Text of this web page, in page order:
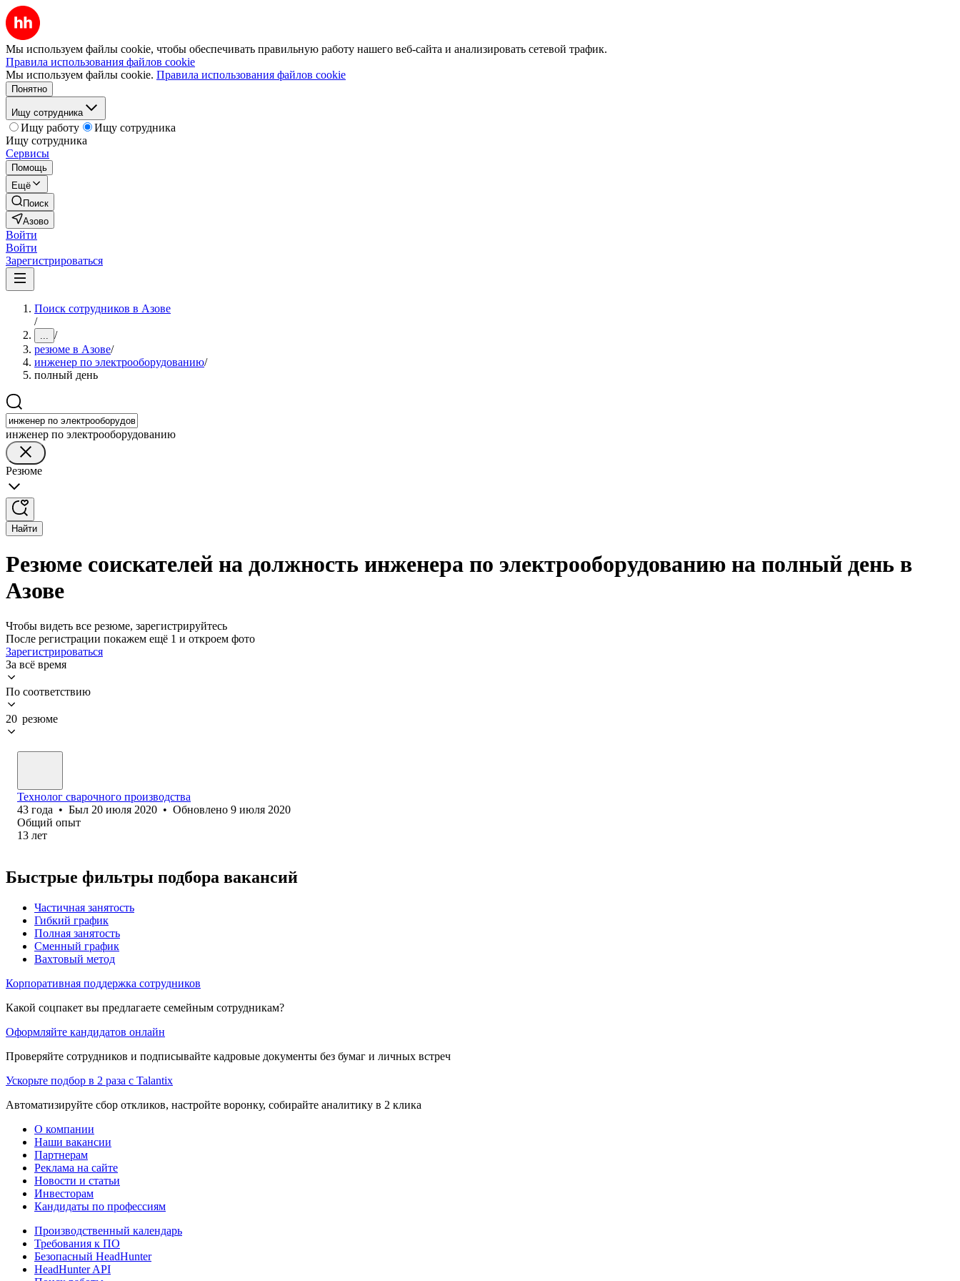
Мы используем файлы cookie, чтобы обеспечивать правильную работу нашего веб-сайта и анализировать сетевой трафик.
Правила использования файлов cookie
Мы используем файлы cookie. Правила использования файлов cookie
Понятно
Ищу сотрудника
Ищу работу
Ищу сотрудника
Ищу сотрудника
Сервисы
Помощь
Ещё
Поиск
Азово
Войти
Войти
Зарегистрироваться
Поиск сотрудников в Азове
/
... /
резюме в Азове/
инженер по электрооборудованию/
полный день
инженер по электрооборудованию
Резюме
Найти
Резюме соискателей на должность инженера по электрооборудованию на полный день в
Азове
Чтобы видеть все резюме, зарегистрируйтесь
После регистрации покажем ещё 1 и откроем фото
Зарегистрироваться
За всё время
По соответствию
20 резюме
Технолог сварочного производства
43 года • Был 20 июля 2020 • Обновлено 9 июля 2020
Общий опыт
13 лет
Быстрые фильтры подбора вакансий
Частичная занятость
Гибкий график
Полная занятость
Сменный график
Вахтовый метод
Корпоративная поддержка сотрудников
Какой соцпакет вы предлагаете семейным сотрудникам?
Оформляйте кандидатов онлайн
Проверяйте сотрудников и подписывайте кадровые документы без бумаг и личных встреч
Ускорьте подбор в 2 раза с Talantix
Автоматизируйте сбор откликов, настройте воронку, собирайте аналитику в 2 клика
О компании
Наши вакансии
Партнерам
Реклама на сайте
Новости и статьи
Инвесторам
Кандидаты по профессиям
Производственный календарь
Требования к ПО
Безопасный HeadHunter
HeadHunter API